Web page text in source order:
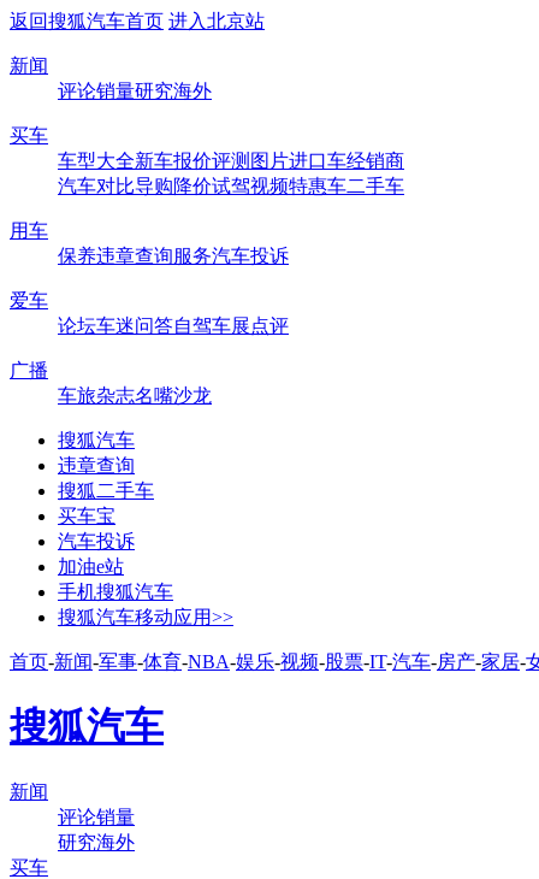
返回搜狐汽车首页 进入北京站
新闻
评论销量研究海外
买车
车型大全新车报价评测 图片进口车经销商
汽车对比导购降价试驾视频特惠车二手车
用车
保养违章查询服务汽车投诉
爱车
论坛车迷问答自驾车展点评
广播
车旅杂志名嘴沙龙
搜狐汽车
违章查询
搜狐二手车
买车宝
汽车投诉
加油e站
手机搜狐汽车
搜狐汽车移动应用>>
首页-新闻-军事-体育-NBA-娱乐-视频-股票-IT-汽车-房产-家居-
搜狐汽车
新闻
评论销量
研究海外
买车